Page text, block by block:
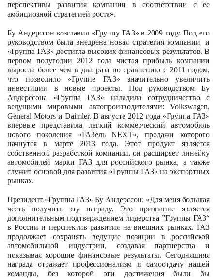
перспективы развития компании в соответствии с ее
амбициозной стратегией роста».
Бу Андерссон возглавил «Группу ГАЗ» в 2009 году. Под его
руководством была внедрена новая стратегия компании, и
«Группа ГАЗ» достигла высоких финансовых результатов. В
первом полугодии 2012 года чистая прибыль компании
выросла более чем в два раза по сравнению с 2011 годом,
что позволило «Группе ГАЗ» значительно увеличить
инвестиции в новые проекты. Под руководством Бу
Андерссона «Группа ГАЗ» наладила сотрудничество с
ведущими мировыми автопроизводителями: Volkswagen,
General Motors и Daimler. В августе 2012 года «Группа ГАЗ»
впервые представила легкий коммерческий автомобиль
нового поколения «ГАЗель NEXT», продажи которого
начнутся в марте 2013 года. Этот продукт является
собственной разработкой компании, он расширяет линейку
автомобилей марки ГАЗ для российского рынка, а также
служит основой для развития «Группы ГАЗ» на экспортных
рынках.
Президент «Группы ГАЗ» Бу Андерссон: «Для меня большая
честь получить эту награду. Это признание является
дополнительным подтверждением лидерства ”Группы ГАЗ“
в России и перспектив развития на внешних рынках. ГАЗ
продолжает сохранять ведущие позиции в российской
автомобильной индустрии, создавая партнерства и
показывая хорошие финансовые результаты. Сегодняшняя
награда отражает профессионализм и самоотдачу нашей
команды, без которой эти достижения были бы